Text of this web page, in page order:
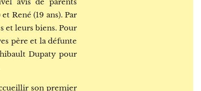
René (19 ans). Par
et leurs biens. Pour
père et la défunte
Dupaty pour
son premier